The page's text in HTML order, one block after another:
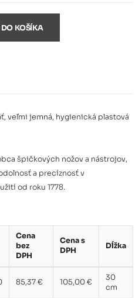
DO KOŠÍKA
veľmi jemná, hygienická plastová
špičkových nožov a nástrojov,
a precíznosť v
od roku 1778.
Cena
bez
DPH
Cena s
DPH
Dĺžka
85,37 € 105,00 €
30
cm